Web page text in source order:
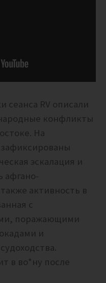
сеанса RV описали
конфликты
На
эскалация и
афгано-
активность в
с
поражающими
и
в во*ну после